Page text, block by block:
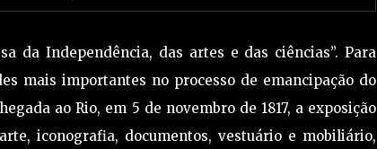
da Independência, das artes e das ciências”. Para
mais importantes no processo de emancipação do
ao Rio, em 5 de novembro de 1817, a exposição
iconografia, documentos, vestuário e mobiliário,